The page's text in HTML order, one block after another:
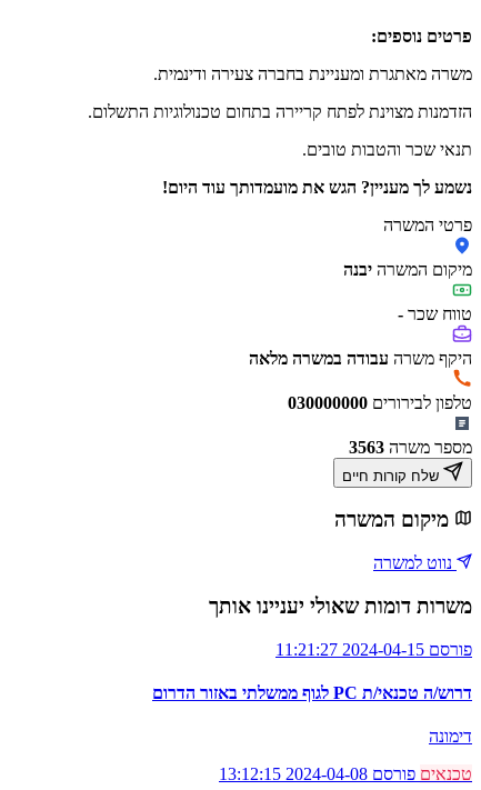
פרטים נוספים:
משרה מאתגרת ומעניינת בחברה צעירה ודינמית.
הזדמנות מצוינת לפתח קריירה בתחום טכנולוגיות התשלום.
תנאי שכר והטבות טובים.
נשמע לך מעניין? הגש את מועמדותך עוד היום!
פרטי המשרה
מיקום המשרה יבנה
טווח שכר -
היקף משרה עבודה במשרה מלאה
טלפון לבירורים 030000000
מספר משרה 3563
מיקום המשרה
נווט למשרה
משרות דומות שאולי יעניינו אותך
פורסם 2024-04-15 11:21:27
דרוש/ה טכנאי/ת PC לגוף ממשלתי באזור הדרום
דימונה
טכנאים פורסם 2024-04-08 13:12:15